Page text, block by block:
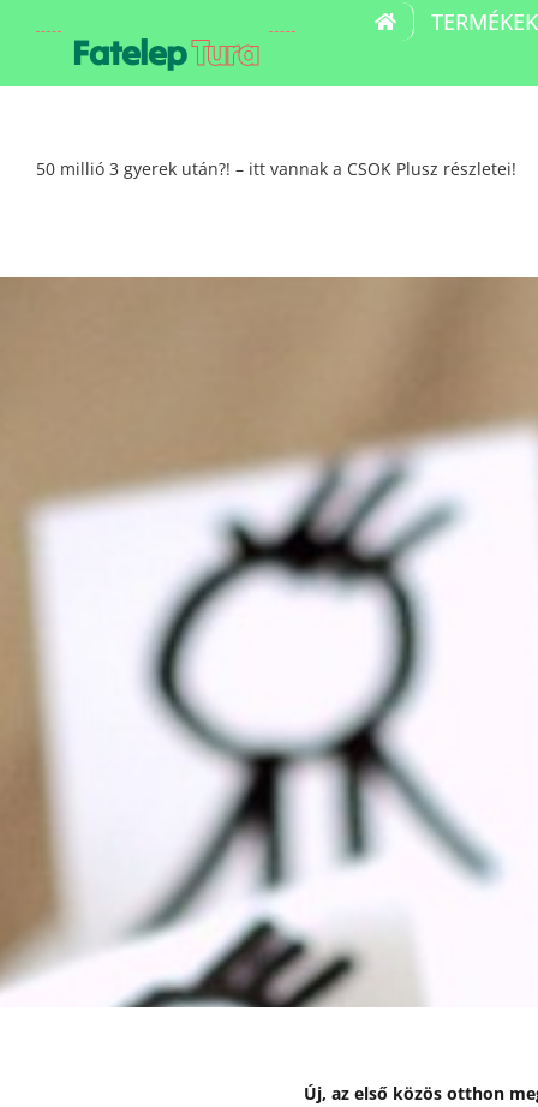
FatelepTura
50 millió 3 gyerek után?! – itt vannak a CSOK Plusz részletei!
Új, az első közös otthon